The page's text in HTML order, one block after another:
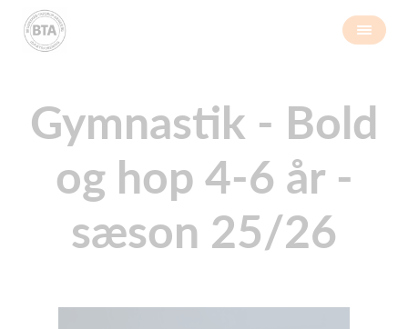
Gymnastik - Bold
og hop 4-6 år -
sæson 25/26